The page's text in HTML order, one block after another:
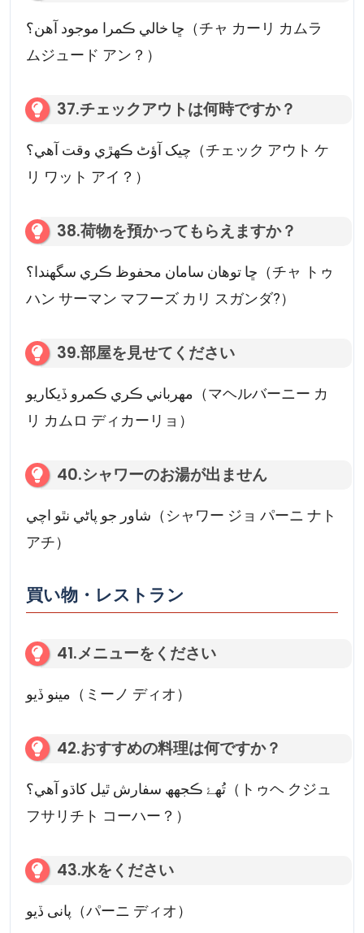
ڇا خالي ڪمرا موجود آھن؟（チャ カーリ カムラ
ムジュード アン？）
37.チェックアウトは何時ですか？
چیک آؤٹ ڪهڙي وقت آهي؟（チェック アウト ケ
リ ワット アイ？）
38.荷物を預かってもらえますか？
ڇا توھان سامان محفوظ ڪري سگھندا؟（チャ トゥ
ハン サーマン マフーズ カリ スガンダ?）
39.部屋を見せてください
مھرباني ڪري ڪمرو ڏيکاريو（マヘルバーニー カ
リ カムロ ディカーリョ）
40.シャワーのお湯が出ません
شاور جو پاڻي نٿو اچي（シャワー ジョ パーニ ナト
アチ）
買い物・レストラン
41.メニューをください
مينو ڏيو（ミーノ ディオ）
42.おすすめの料理は何ですか？
تُهۓ ڪجھھ سفارش ٿيل کاڌو آهي؟（トゥヘ クジュ
フサリチト コーハー？）
43.水をください
پانی ڏيو（パーニ ディオ）